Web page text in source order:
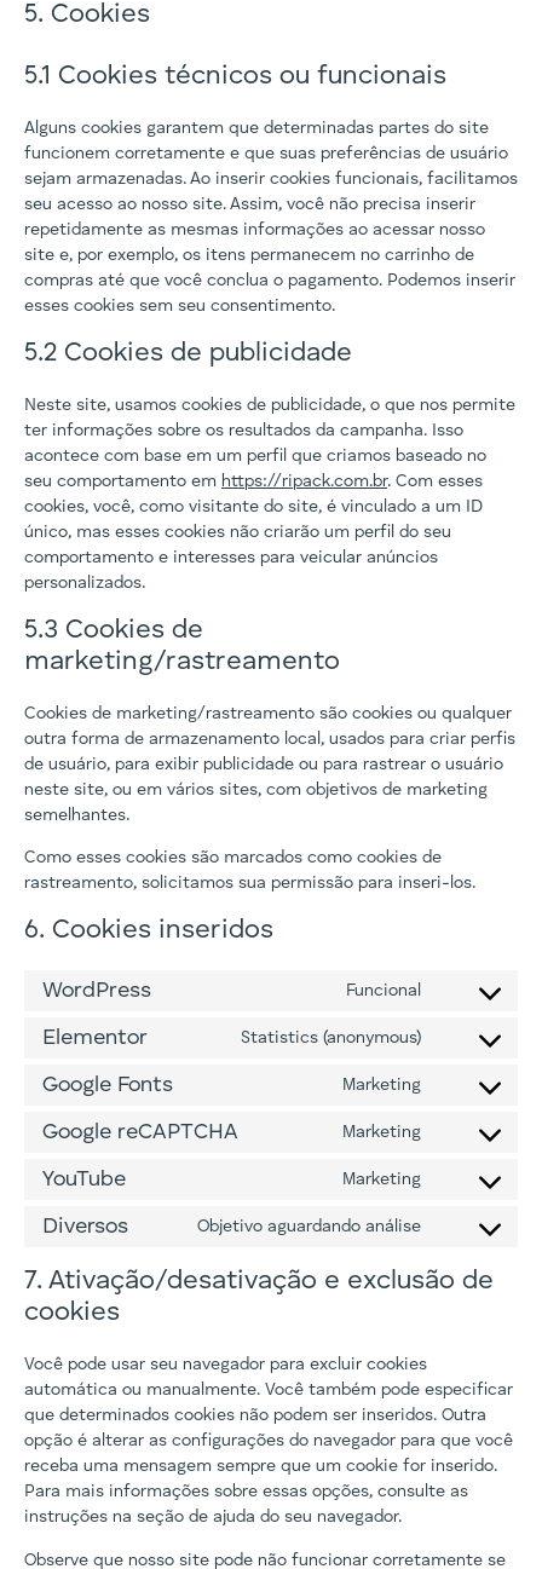
5. Cookies
5.1 Cookies técnicos ou funcionais
Alguns cookies garantem que determinadas partes do site
funcionem corretamente e que suas preferências de usuário
sejam armazenadas. Ao inserir cookies funcionais, facilitamos
seu acesso ao nosso site. Assim, você não precisa inserir
repetidamente as mesmas informações ao acessar nosso
site e, por exemplo, os itens permanecem no carrinho de
compras até que você conclua o pagamento. Podemos inserir
esses cookies sem seu consentimento.
5.2 Cookies de publicidade
Neste site, usamos cookies de publicidade, o que nos permite
ter informações sobre os resultados da campanha. Isso
acontece com base em um perfil que criamos baseado no
seu comportamento em https://ripack.com.br. Com esses
cookies, você, como visitante do site, é vinculado a um ID
único, mas esses cookies não criarão um perfil do seu
comportamento e interesses para veicular anúncios
personalizados.
5.3 Cookies de
marketing/rastreamento
Cookies de marketing/rastreamento são cookies ou qualquer
outra forma de armazenamento local, usados para criar perfis
de usuário, para exibir publicidade ou para rastrear o usuário
neste site, ou em vários sites, com objetivos de marketing
semelhantes.
Como esses cookies são marcados como cookies de
rastreamento, solicitamos sua permissão para inseri-los.
6. Cookies inseridos
WordPress Funcional
Elementor Statistics (anonymous)
Google Fonts Marketing
Google reCAPTCHA Marketing
YouTube Marketing
Diversos Objetivo aguardando análise
7. Ativação/desativação e exclusão de
cookies
Você pode usar seu navegador para excluir cookies
automática ou manualmente. Você também pode especificar
que determinados cookies não podem ser inseridos. Outra
opção é alterar as configurações do navegador para que você
receba uma mensagem sempre que um cookie for inserido.
Para mais informações sobre essas opções, consulte as
instruções na seção de ajuda do seu navegador.
Observe que nosso site pode não funcionar corretamente se